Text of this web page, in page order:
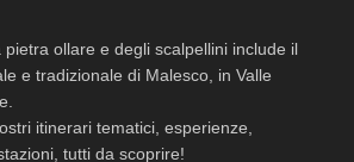
pietra ollare e degli scalpellini include il
e tradizionale di Malesco, in Valle
itinerari tematici, esperienze,
tutti da scoprire!